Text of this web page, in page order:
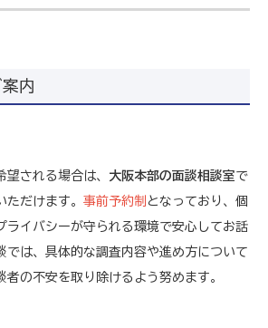
内
される場合は、 大阪本部の面談相談室で
だけます。 事前予約制となっており、個
ライバシーが守られる環境で安心してお話
では、具体的な調査内容や進め方について
の不安を取り除けるよう努めます。